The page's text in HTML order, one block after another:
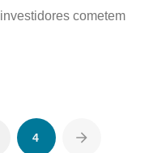
cometem
4